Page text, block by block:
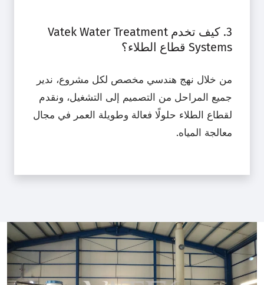
3. كيف تخدم Vatek Water Treatment
Systems قطاع الطلاء؟
من خلال نهج هندسي مخصص لكل مشروع، ندير
جميع المراحل من التصميم إلى التشغيل، ونقدم
لقطاع الطلاء حلولًا فعالة وطويلة العمر في مجال
معالجة المياه.